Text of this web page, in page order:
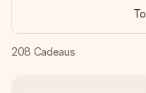
Je maakt in een paar
jullie foto of een
met alle aandacht voor
208 Cadeaus